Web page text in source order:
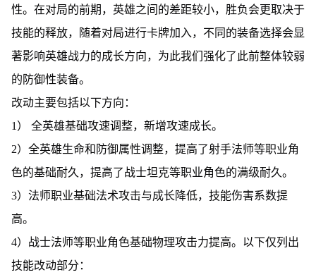
性。在对局的前期，英雄之间的差距较小，胜负会更取决于
技能的释放，随着对局进行卡牌加入，不同的装备选择会显
著影响英雄战力的成长方向，为此我们强化了此前整体较弱
的防御性装备。
改动主要包括以下方向：
1） 全英雄基础攻速调整，新增攻速成长。
2）全英雄生命和防御属性调整，提高了射手法师等职业角
色的基础耐久，提高了战士坦克等职业角色的满级耐久。
3）法师职业基础法术攻击与成长降低，技能伤害系数提
高。
4）战士法师等职业角色基础物理攻击力提高。以下仅列出
技能改动部分：